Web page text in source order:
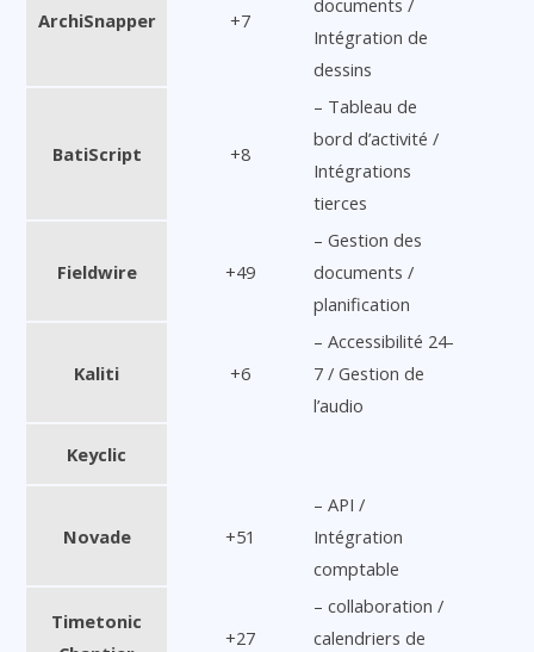
ArchiSnapper +7
Intégration de
dessins
BatiScript +8
– Tableau de
bord d’activité /
Intégrations
tierces
Fieldwire +49
– Gestion des
documents /
planification
Kaliti +6
– Accessibilité 24-
7 / Gestion de
l’audio
Keyclic
Novade +51
– API /
Intégration
comptable
Timetonic
+27
– collaboration /
calendriers de